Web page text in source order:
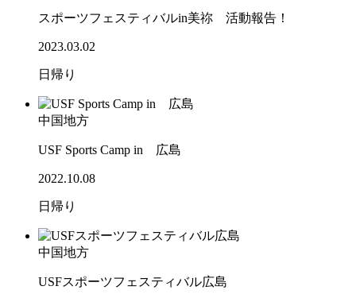
スポーツフェスティバルin美祢 活動報告！
2023.03.02
日帰り
中国地方
USF Sports Camp in 広島
2022.10.08
日帰り
中国地方
USFスポーツフェスティバル広島